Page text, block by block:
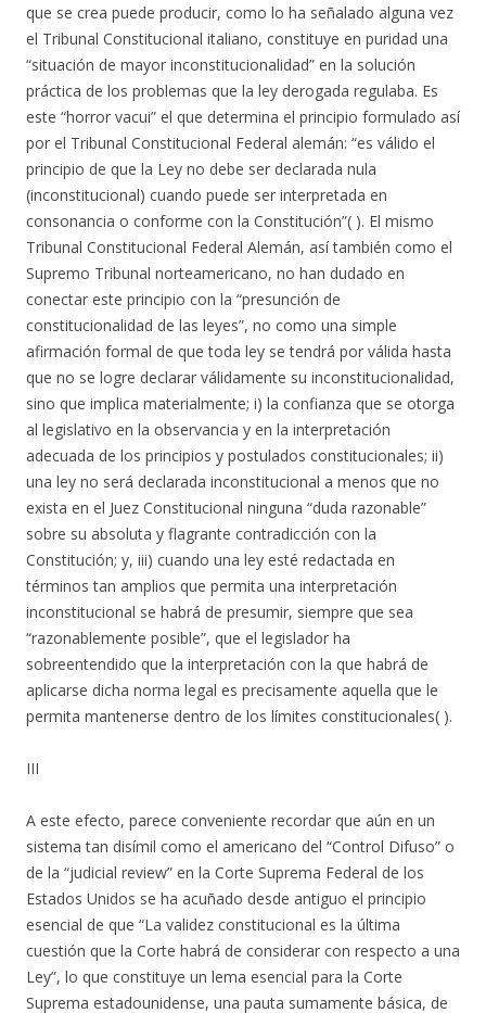
que se crea puede producir, como lo ha señalado alguna vez
el Tribunal Constitucional italiano, constituye en puridad una
“situación de mayor inconstitucionalidad” en la solución
práctica de los problemas que la ley derogada regulaba. Es
este “horror vacui” el que determina el principio formulado así
por el Tribunal Constitucional Federal alemán: “es válido el
principio de que la Ley no debe ser declarada nula
(inconstitucional) cuando puede ser interpretada en
consonancia o conforme con la Constitución”( ). El mismo
Tribunal Constitucional Federal Alemán, así también como el
Supremo Tribunal norteamericano, no han dudado en
conectar este principio con la “presunción de
constitucionalidad de las leyes”, no como una simple
afirmación formal de que toda ley se tendrá por válida hasta
que no se logre declarar válidamente su inconstitucionalidad,
sino que implica materialmente; i) la confianza que se otorga
al legislativo en la observancia y en la interpretación
adecuada de los principios y postulados constitucionales; ii)
una ley no será declarada inconstitucional a menos que no
exista en el Juez Constitucional ninguna “duda razonable”
sobre su absoluta y flagrante contradicción con la
Constitución; y, iii) cuando una ley esté redactada en
términos tan amplios que permita una interpretación
inconstitucional se habrá de presumir, siempre que sea
“razonablemente posible”, que el legislador ha
sobreentendido que la interpretación con la que habrá de
aplicarse dicha norma legal es precisamente aquella que le
permita mantenerse dentro de los límites constitucionales( ).
III
A este efecto, parece conveniente recordar que aún en un
sistema tan disímil como el americano del “Control Difuso” o
de la “judicial review” en la Corte Suprema Federal de los
Estados Unidos se ha acuñado desde antiguo el principio
esencial de que “La validez constitucional es la última
cuestión que la Corte habrá de considerar con respecto a una
Ley”, lo que constituye un lema esencial para la Corte
Suprema estadounidense, una pauta sumamente básica, de